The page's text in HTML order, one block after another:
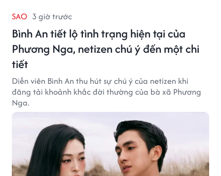
SAO 3 giờ trước
Bình An tiết lộ tình trạng hiện tại của
Phương Nga, netizen chú ý đến một chi
tiết
Diễn viên Bình An thu hút sự chú ý của netizen khi
đăng tải khoảnh khắc đời thường của bà xã Phương
Nga.